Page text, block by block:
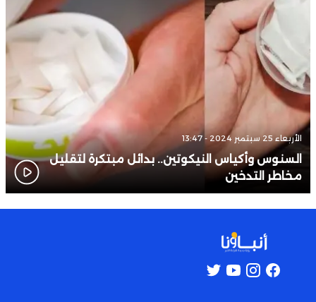
الأربعاء 25 سبتمبر 2024 - 13:47
السنوس وأكياس النيكوتين.. بدائل مبتكرة لتقليل
مخاطر التدخين